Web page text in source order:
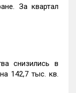
За квартал
снизились в
142,7 тыс. кв.